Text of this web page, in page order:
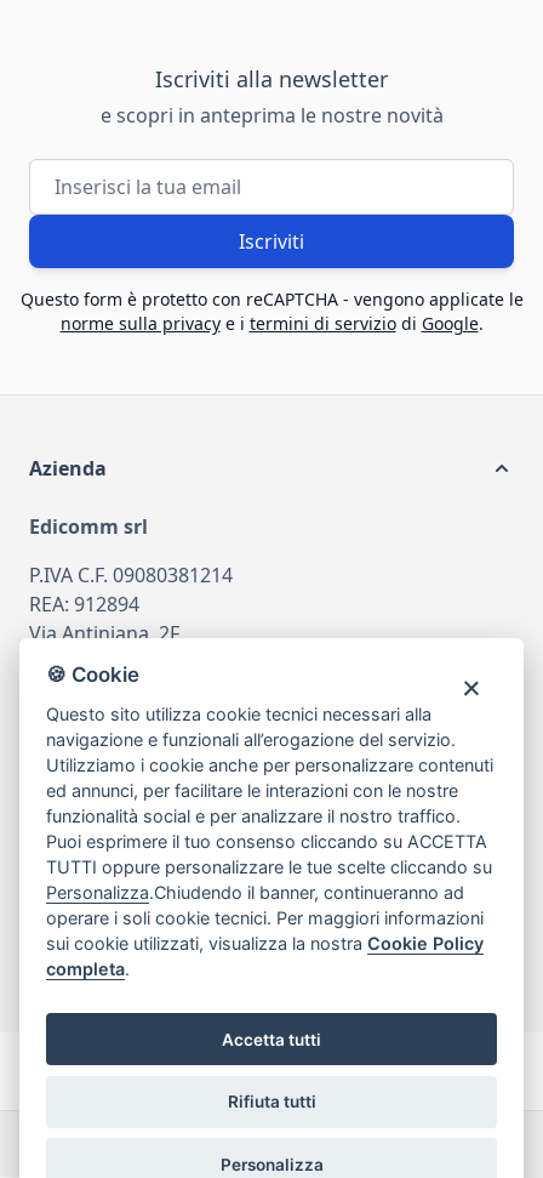
Iscriviti alla newsletter
e scopri in anteprima le nostre novità
Indirizzo email
Iscriviti
Questo form è protetto con reCAPTCHA - vengono applicate le
norme sulla privacye i termini di serviziodi Google.
Azienda
Edicomm srl
P.IVA C.F. 09080381214
REA: 912894
Via Antiniana, 2F
80078 Pozzuoli
tel081.7515380
emailinfo@edicomm.it
Assistenza Clienti
Chi siamo
My Account
Dichiarazione di accessibilità Termini e Condizioni
🍪 Cookie
Questo sito utilizza cookie tecnici necessari alla
navigazione e funzionali all’erogazione del servizio.
Utilizziamo i cookie anche per personalizzare contenuti
ed annunci, per facilitare le interazioni con le nostre
funzionalità social e per analizzare il nostro traffico.
Puoi esprimere il tuo consenso cliccando su ACCETTA
TUTTI oppure personalizzare le tue scelte cliccando su
Personalizza.Chiudendo il banner, continueranno ad
operare i soli cookie tecnici. Per maggiori informazioni
sui cookie utilizzati, visualizza la nostraCookie Policy
completa.
Accetta tutti
Rifiuta tutti
Personalizza